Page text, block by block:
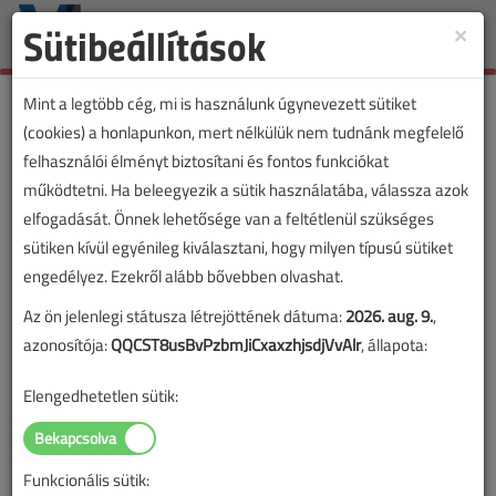
Toggle
×
Sütibeállítások
Mint a legtöbb cég, mi is használunk úgynevezett sütiket
(cookies) a honlapunkon, mert nélkülük nem tudnánk megfelelő
felhasználói élményt biztosítani és fontos funkciókat
működtetni. Ha beleegyezik a sütik használatába, válassza azok
elfogadását. Önnek lehetősége van a feltétlenül szükséges
sütiken kívül egyénileg kiválasztani, hogy milyen típusú sütiket
engedélyez. Ezekről alább bővebben olvashat.
Az ön jelenlegi státusza létrejöttének dátuma:2026. aug. 9.,
azonosítója:QQCST8usBvPzbmJiCxaxzhjsdjVvAlr, állapota:
Elengedhetetlen sütik:
Funkcionális sütik: